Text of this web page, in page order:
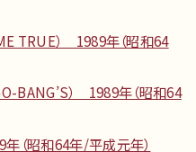
TRUE） 1989年（昭和64
BANG’S） 1989年（昭和64
年（昭和64年/平成元年）